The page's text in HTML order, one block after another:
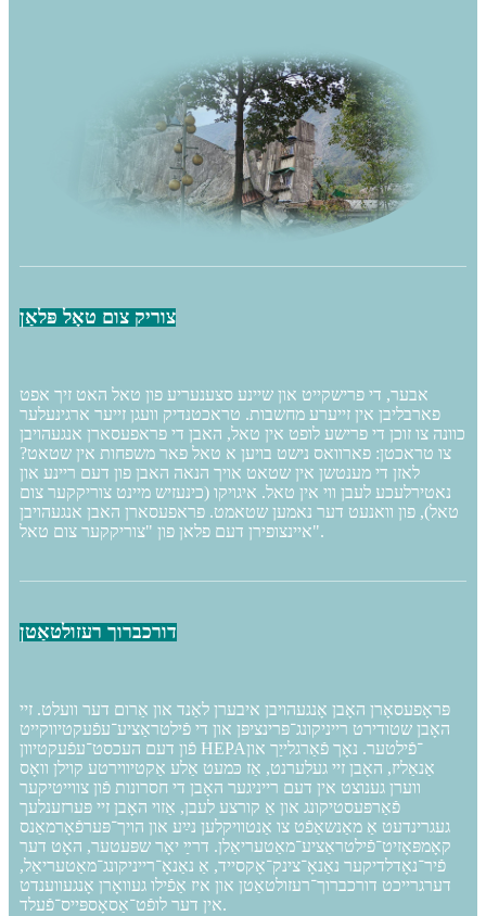
צוריק צום טאָל פּלאַן
אבער, די פרישקייט און שיינע סצענעריע פון ​​טאל האט זיך אפט
פארבליבן אין זייערע מחשבות. טראכטנדיק וועגן זייער ארגינעלער
כוונה צו זוכן די פרישע לופט אין טאל, האבן די פראפעסארן אנגעהויבן
צו טראכטן: פארוואס נישט בויען א טאל פאר משפחות אין שטאט?
לאזן די מענטשן אין שטאט אויך הנאה האבן פון דעם ריינע און
נאטירלעכע לעבן ווי אין טאל. איגויקו (כינעזיש מיינט צוריקקער צום
טאל), פון וואנעט דער נאמען שטאמט. פראפעסארן האבן אנגעהויבן
איינצופירן דעם פלאן פון "צוריקקער צום טאל".
דורכברוך רעזולטאַטן
פּראָפעסאָרן האָבן אָנגעהויבן איבערן לאַנד און אַרום דער וועלט. זיי
האָבן שטודירט רייניקונג־פּרינציפּן און די פֿילטראַציע־עפֿעקטיווקייט
פֿון דעם העכסט־עפֿעקטיוון HEPA־פֿילטער. נאָך פֿאַרגלייַך און
אַנאַליז, האָבן זיי געלערנט, אַז כּמעט אַלע אַקטיווירטע קוילן וואָס
ווערן גענוצט אין דעם רייניגער האָבן די חסרונות פֿון צווייטיקער
פֿאַרפּעסטיקונג און אַ קורצע לעבן, אַזוי האָבן זיי פּערזענלעך
געגרינדעט אַ מאַנשאַפֿט צו אַנטוויקלען נײַע און הויך־פּערפֿאָרמאַנס
קאָמפּאָזיט־פֿילטראַציע־מאַטעריאַלן. דרײַ יאָר שפּעטער, האָט דער
פֿיר־נאָדלדיקער נאַנאָ־צינק־אָקסייד, אַ נאַנאָ־רייניקונג־מאַטעריאַל,
דערגרייכט דורכברוך־רעזולטאַטן און איז אַפֿילו געוואָרן אָנגעווענדט
אין דער לופֿט־אַסאָספּייס־פֿעלד.